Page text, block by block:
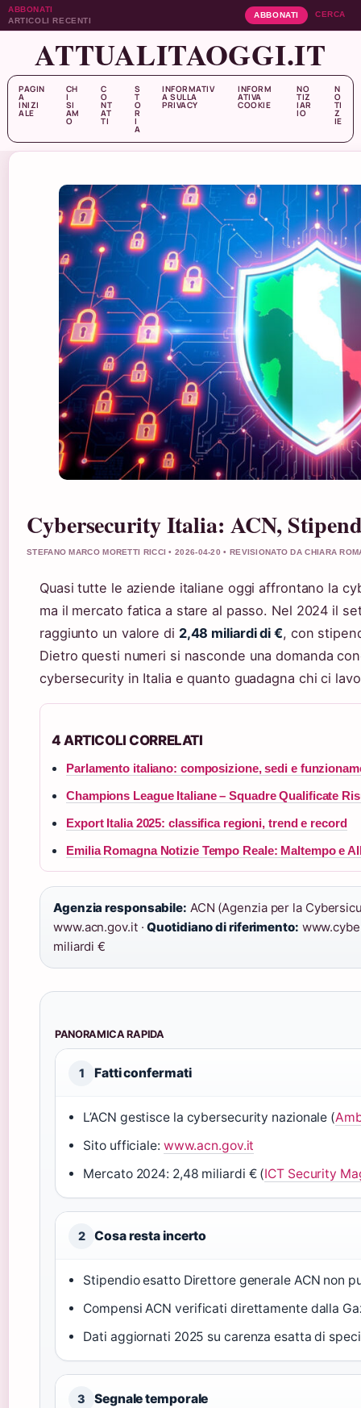
ABBONATI
ARTICOLI RECENTI
ABBONATI CERCA
ATTUALITAOGGI.IT
PAGIN
A
INIZI
ALE
CH
I
SI
AM
O
C
O
NT
AT
TI
S
T
O
R
I
A
INFORMATIV
A SULLA
PRIVACY
INFORM
ATIVA
COOKIE
NO
TIZ
IAR
IO
N
O
TI
Z
IE
Cybersecurity Italia: ACN,
STEFANO MARCO MORETTI RICCI • 2026-04-20 • REVISIONATO DA CHIARA
Quasi tutte le aziende italiane oggi affrontano la
ma il mercato fatica a stare al passo. Nel 2024 il
raggiunto un valore di 2,48 miliardi di €, con
Dietro questi numeri si nasconde una domanda
cybersecurity in Italia e quanto guadagna chi ci
4 ARTICOLI CORRELATI
Parlamento italiano: composizione, sedi e
Champions League Italiane – Squadre Qualificate
Export Italia 2025: classifica regioni, trend e record
Emilia Romagna Notizie Tempo Reale: Maltempo e
Agenzia responsabile: ACN (Agenzia per la
www.acn.gov.it ·Quotidiano di riferimento:
miliardi €
PANORAMICA RAPIDA
1 Fatti confermati
L’ACN gestisce la cybersecurity nazionale (
Sito ufficiale: www.acn.gov.it
Mercato 2024: 2,48 miliardi € (ICT Security
2 Cosa resta incerto
Stipendio esatto Direttore generale ACN non
Compensi ACN verificati direttamente dalla
Dati aggiornati 2025 su carenza esatta di
3 Segnale temporale